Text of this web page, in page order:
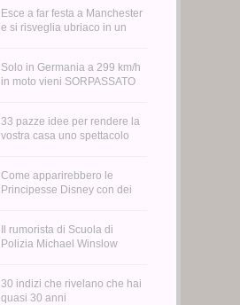
Esce a far festa a Manchester
e si risveglia ubriaco in un
Solo in Germania a 299 km/h
in moto vieni SORPASSATO
33 pazze idee per rendere la
vostra casa uno spettacolo
Come apparirebbero le
Principesse Disney con dei
Il rumorista di Scuola di
Polizia Michael Winslow
30 indizi che rivelano che hai
quasi 30 anni